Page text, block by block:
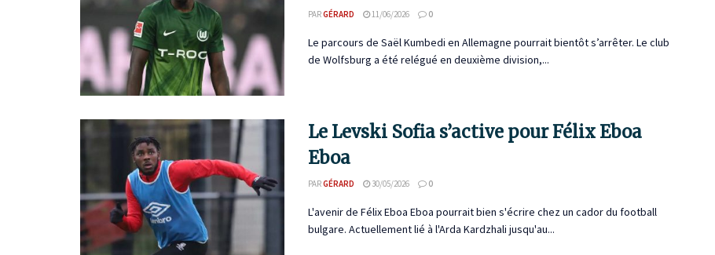
PARGÉRARD 11/06/2026 0
Le parcours de Saël Kumbedi en Allemagne pourrait bientôt s’arrêter. Le club
de Wolfsburg a été relégué en deuxième division,...
Le Levski Sofia s’active pour Félix Eboa
Eboa
PARGÉRARD 30/05/2026 0
L'avenir de Félix Eboa Eboa pourrait bien s'écrire chez un cador du football
bulgare. Actuellement lié à l'Arda Kardzhali jusqu'au...